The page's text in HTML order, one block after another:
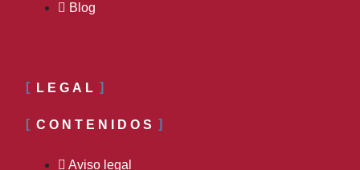
Blog
LEGAL
CONTENIDOS
Aviso legal